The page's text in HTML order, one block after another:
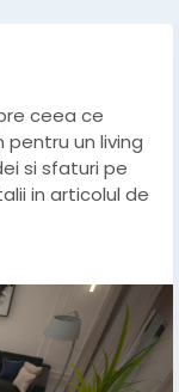
ceea ce
un living
si sfaturi pe
in articolul de
proiect-